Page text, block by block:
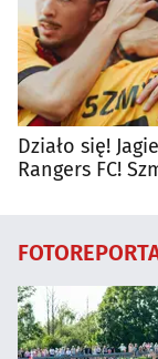
Działo się!
Rangers FC!